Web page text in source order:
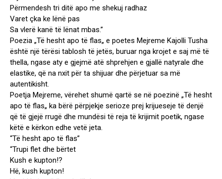
Përmendesh tri ditë apo me shekuj radhaz
Varet çka ke lënë pas
Sa vlerë kanë të lënat mbas.”
Poezia „Të hesht apo të flas„ e poetes Mejreme Kajolli Tusha
është një tërësi tablosh të jetës, buruar nga krojet e saj më të
thella, ngase aty e gjejmë atë shprehjen e gjallë natyrale dhe
elastike, që na nxit për ta shijuar dhe përjetuar sa më
autentikisht.
Poetja Mejreme, vërehet shumë qartë se në poezinë „Të hesht
apo të flas„ ka bërë përpjekje serioze prej krijueseje të denjë
që të gjejë rrugë dhe mundësi të reja të krijimit poetik, ngase
këtë e kërkon edhe vetë jeta.
“Të hesht apo të flas”
“Trupi flet dhe bërtet
Kush e kupton!?
Hë, kush kupton!